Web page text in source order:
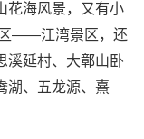
花海风景，又有小
区——江湾景区，还
溪延村、大鄣山卧
湖、五龙源、熹